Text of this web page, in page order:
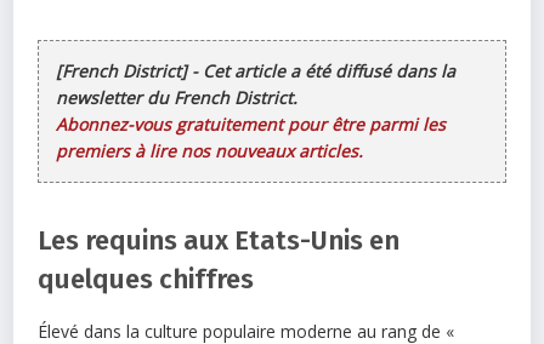
[French District] - Cet article a été diffusé dans la
newsletter du French District.
Abonnez-vous gratuitement pour être parmi les
premiers à lire nos nouveaux articles.
Les requins aux Etats-Unis en
quelques chiffres
Élevé dans la culture populaire moderne au rang de «